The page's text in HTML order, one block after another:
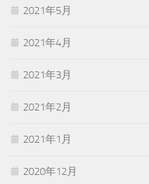
2021年5月
2021年4月
2021年3月
2021年2月
2021年1月
2020年12月